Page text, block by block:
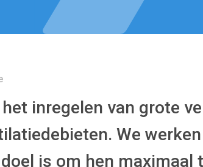
inregelen van grote
We
is om hen maximaal